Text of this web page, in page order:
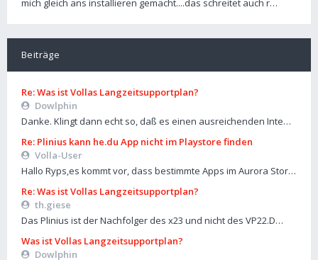
mich gleich ans installieren gemacht....das schreitet auch r…
Beiträge
Re: Was ist Vollas Langzeitsupportplan?
Dowlphin
Danke. Klingt dann echt so, daß es einen ausreichenden Inte…
Re: Plinius kann he.du App nicht im Playstore finden
Volla-User
Hallo Ryps,es kommt vor, dass bestimmte Apps im Aurora Stor…
Re: Was ist Vollas Langzeitsupportplan?
th.giese
Das Plinius ist der Nachfolger des x23 und nicht des VP22.D…
Was ist Vollas Langzeitsupportplan?
Dowlphin